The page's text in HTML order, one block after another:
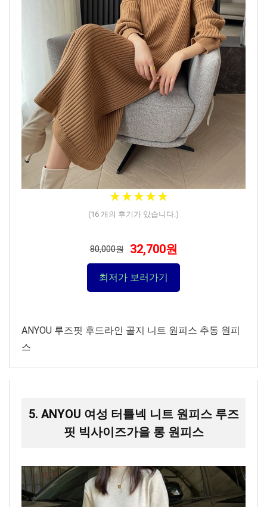
★★★★★
★★★★★
(16 개의 후기가 있습니다.)
80,000원 32,700원
최저가 보러가기
ANYOU 루즈핏 후드라인 골지 니트 원피스 추동 원피
스
5. ANYOU 여성 터틀넥 니트 원피스 루즈
핏 빅사이즈가을 롱 원피스